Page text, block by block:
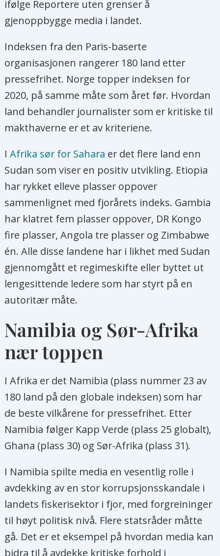
ifølge Reportere uten grenser å
gjenoppbygge media i landet.
Indeksen fra den Paris-baserte
organisasjonen rangerer 180 land etter
pressefrihet. Norge topper indeksen for
2020, på samme måte som året før. Hvordan
land behandler journalister som er kritiske til
makthaverne er et av kriteriene.
IAfrika sør for Sahara er det flere land enn
Sudan som viser en positiv utvikling. Etiopia
har rykket elleve plasser oppover
sammenlignet med fjorårets indeks. Gambia
har klatret fem plasser oppover, DR Kongo
fire plasser, Angola tre plasser og Zimbabwe
én. Alle disse landene har i likhet med Sudan
gjennomgått et regimeskifte eller byttet ut
lengesittende ledere som har styrt på en
autoritær måte.
Namibia og Sør-Afrika
nær toppen
I Afrika er det Namibia (plass nummer 23 av
180 land på den globale indeksen) som har
de beste vilkårene for pressefrihet. Etter
Namibia følger Kapp Verde (plass 25 globalt),
Ghana (plass 30) og Sør-Afrika (plass 31).
I Namibia spilte media en vesentlig rolle i
avdekking av en stor korrupsjonsskandale i
landets fiskerisektor i fjor, med forgreininger
til høyt politisk nivå. Flere statsråder måtte
gå. Det er et eksempel på hvordan media kan
bidra til å avdekke kritiske forhold i